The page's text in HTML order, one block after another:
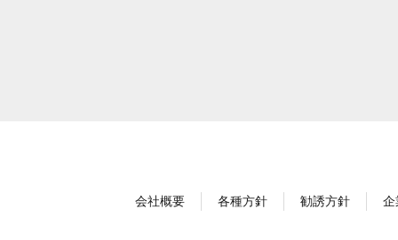
会社概要 各種方針 勧誘方針 企